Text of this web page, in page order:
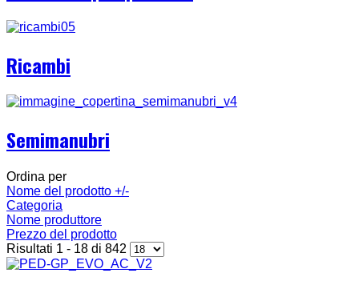
Ricambi
Semimanubri
Ordina per
Nome del prodotto +/-
Categoria
Nome produttore
Prezzo del prodotto
Risultati 1 - 18 di 842